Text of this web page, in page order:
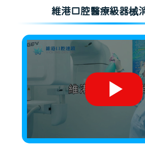
維港口腔醫療級器械